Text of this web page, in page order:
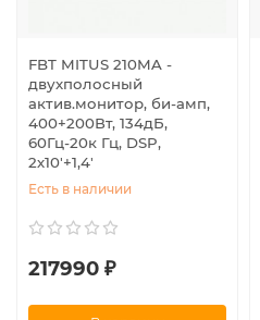
FBT MITUS 210MA -
двухполосный
актив.монитор, би-амп,
400+200Вт, 134дБ,
60Гц-20к Гц, DSP,
2х10'+1,4'
Есть в наличии
217990 ₽